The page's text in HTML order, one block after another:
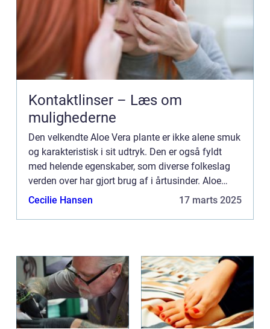
Kontaktlinser – Læs om
mulighederne
Den velkendte Aloe Vera plante er ikke alene smuk
og karakteristisk i sit udtryk. Den er også fyldt
med helende egenskaber, som diverse folkeslag
verden over har gjort brug af i årtusinder. Aloe
Vera planten tilhører sukkulent fami...
Cecilie Hansen 17 marts 2025